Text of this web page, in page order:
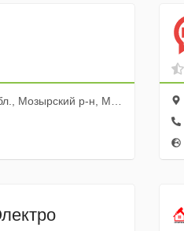
Мозырь г., ул. Коммунальная, 18е, 5